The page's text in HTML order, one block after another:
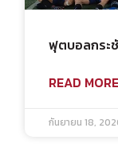
ฟุตบอลกระ
READ
กันยายน 18,